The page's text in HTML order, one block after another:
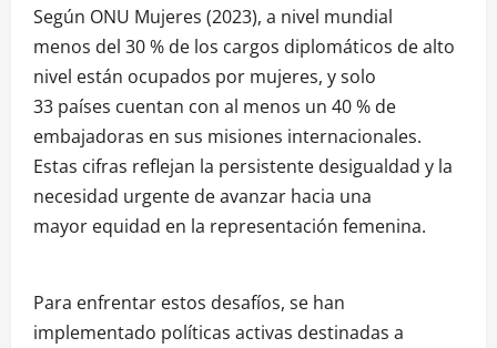
Según ONU Mujeres (2023), a nivel mundial
menos del 30 % de los cargos diplomáticos de alto
nivel están ocupados por mujeres, y solo
33 países cuentan con al menos un 40 % de
embajadoras en sus misiones internacionales.
Estas cifras reflejan la persistente desigualdad y la
necesidad urgente de avanzar hacia una
mayor equidad en la representación femenina.
Para enfrentar estos desafíos, se han
implementado políticas activas destinadas a